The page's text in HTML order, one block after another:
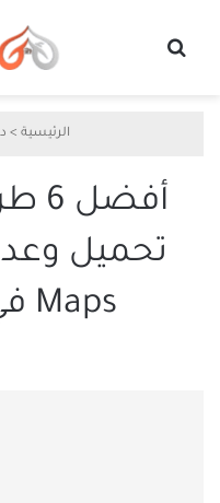
الرئيسية >
Maps في المتصفح